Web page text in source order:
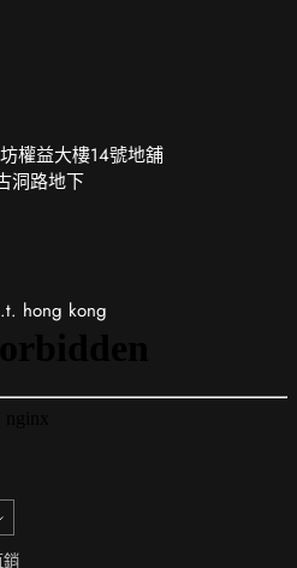
權益大樓14號地舖
洞路地下
hong kong